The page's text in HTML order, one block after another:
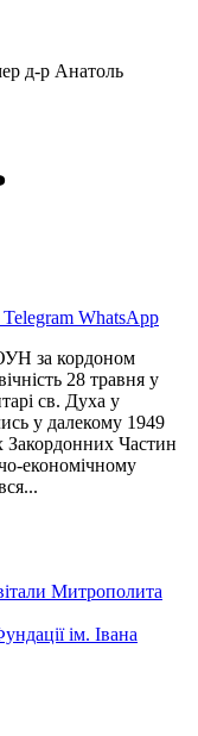
д-р Анатоль
Telegram WhatsApp
за кордоном
28 травня у
св. Духа у
у далекому 1949
Закордонних Частин
економічному
Митрополита
ім. Івана